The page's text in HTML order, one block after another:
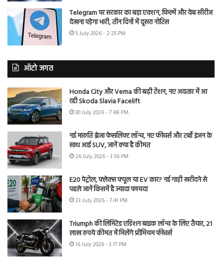
Telegram पर सरकार का बड़ा एक्शन, फिल्में और वेब सीरीज
देखना पड़ेगा भारी, तीन दिनों में दूसरा नोटिस
5 July 2026 - 2:25 PM
ऑटो जगत
Honda City और Verna की बढ़ी टेंशन, नए अवतार में आ
रही Skoda Slavia Facelift
30 July 2026 - 7:48 PM
नई मारुति ब्रेजा फेसलिफ्ट लॉन्च, नए फीचर्स और टर्बो इंजन के
साथ आई SUV, जानें क्या है कीमत
26 July 2026 - 3:56 PM
E20 पेट्रोल, फ्लेक्स फ्यूल या EV कार? नई गाड़ी खरीदने से
पहले जानें किसमें है ज्यादा फायदा
23 July 2026 - 7:41 PM
Triumph की लिमिटेड एडिशन बाइक लॉन्च के लिए तैयार, 21
लाख रुपये कीमत में मिलेंगे प्रीमियम फीचर्स
16 July 2026 - 3:17 PM